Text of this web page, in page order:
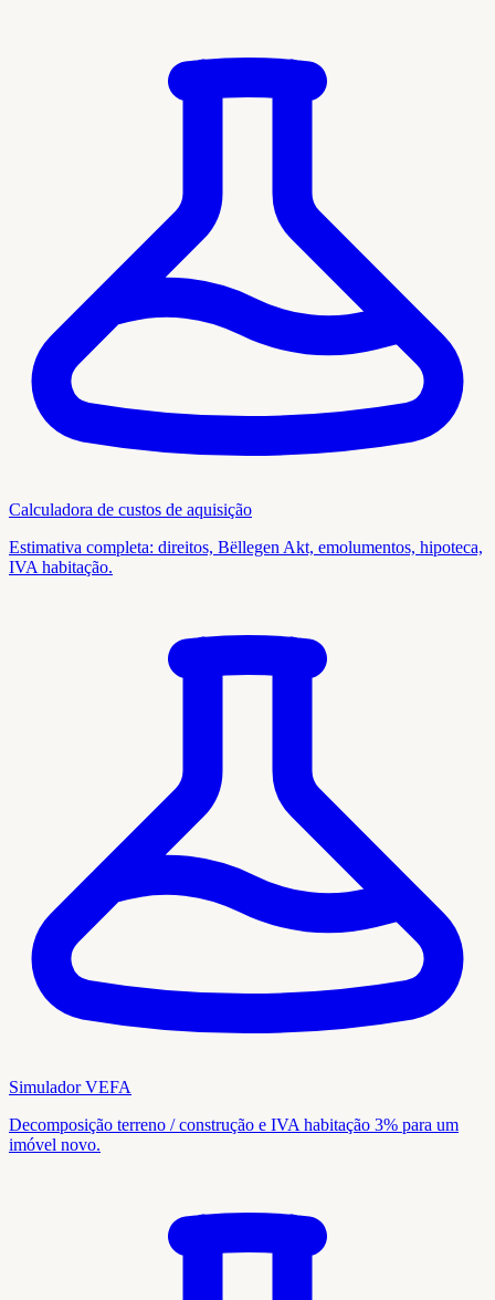
Calculadora de custos de aquisição
Estimativa completa: direitos, Bëllegen Akt, emolumentos, hipoteca,
IVA habitação.
Simulador VEFA
Decomposição terreno / construção e IVA habitação 3% para um
imóvel novo.